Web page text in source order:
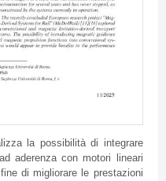
la possibilità di integrare
aderenza con motori lineari
di migliorare le prestazioni